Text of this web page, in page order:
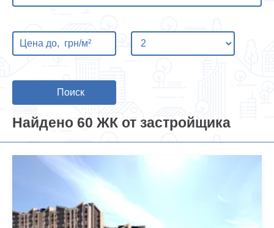
Поиск
Найдено 60 ЖК от застройщика